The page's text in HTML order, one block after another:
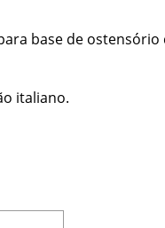
base de ostensório
italiano.